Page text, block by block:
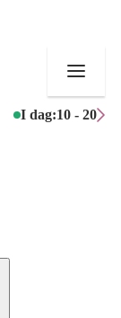
I dag:10 - 20